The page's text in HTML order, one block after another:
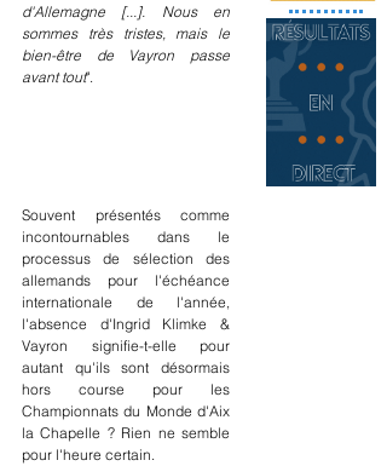
d'Allemagne [...]. Nous en
sommes très tristes, mais le
bien-être de Vayron passe
avant tout".
Souvent présentés comme
incontournables dans le
processus de sélection des
allemands pour l'échéance
internationale de l'année,
l'absence d'Ingrid Klimke &
Vayron signifie-t-elle pour
autant qu'ils sont désormais
hors course pour les
Championnats du Monde d'Aix
la Chapelle ? Rien ne semble
pour l'heure certain.